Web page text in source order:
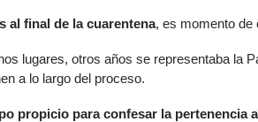
al final de la cuarentena, es momento
lugares, otros años se representaba la
a lo largo del proceso.
propicio para confesar la pertenencia